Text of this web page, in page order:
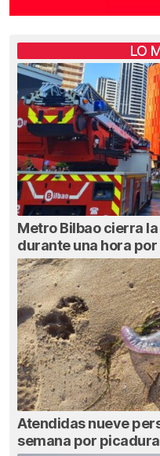
LO
Metro Bilbao cierra
durante una hora
Atendidas nueve
semana por